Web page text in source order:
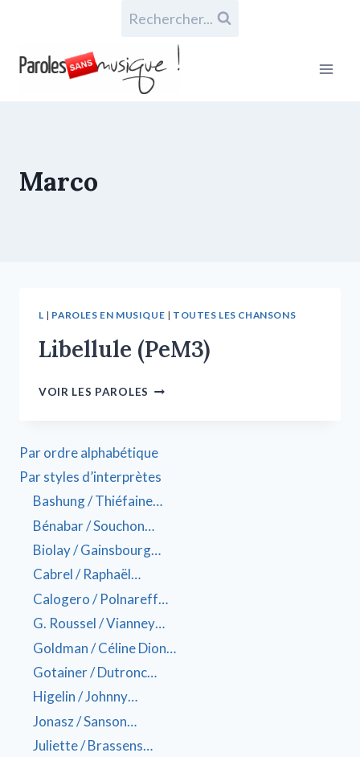
Rechercher...
Marco
L | PAROLES EN MUSIQUE | TOUTES LES CHANSONS
Libellule (PeM3)
VOIR LES PAROLES
Par ordre alphabétique
Par styles d’interprètes
Bashung / Thiéfaine…
Bénabar / Souchon…
Biolay / Gainsbourg…
Cabrel / Raphaël…
Calogero / Polnareff…
G. Roussel / Vianney…
Goldman / Céline Dion…
Gotainer / Dutronc…
Higelin / Johnny…
Jonasz / Sanson…
Juliette / Brassens…